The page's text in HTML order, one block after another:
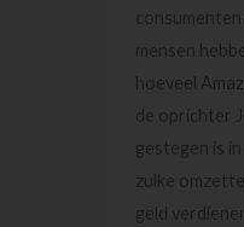
mensen
hoeveel
de oprichter
gestegen is
zulke
geld